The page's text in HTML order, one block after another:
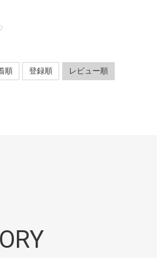
順 登録順 レビュー順